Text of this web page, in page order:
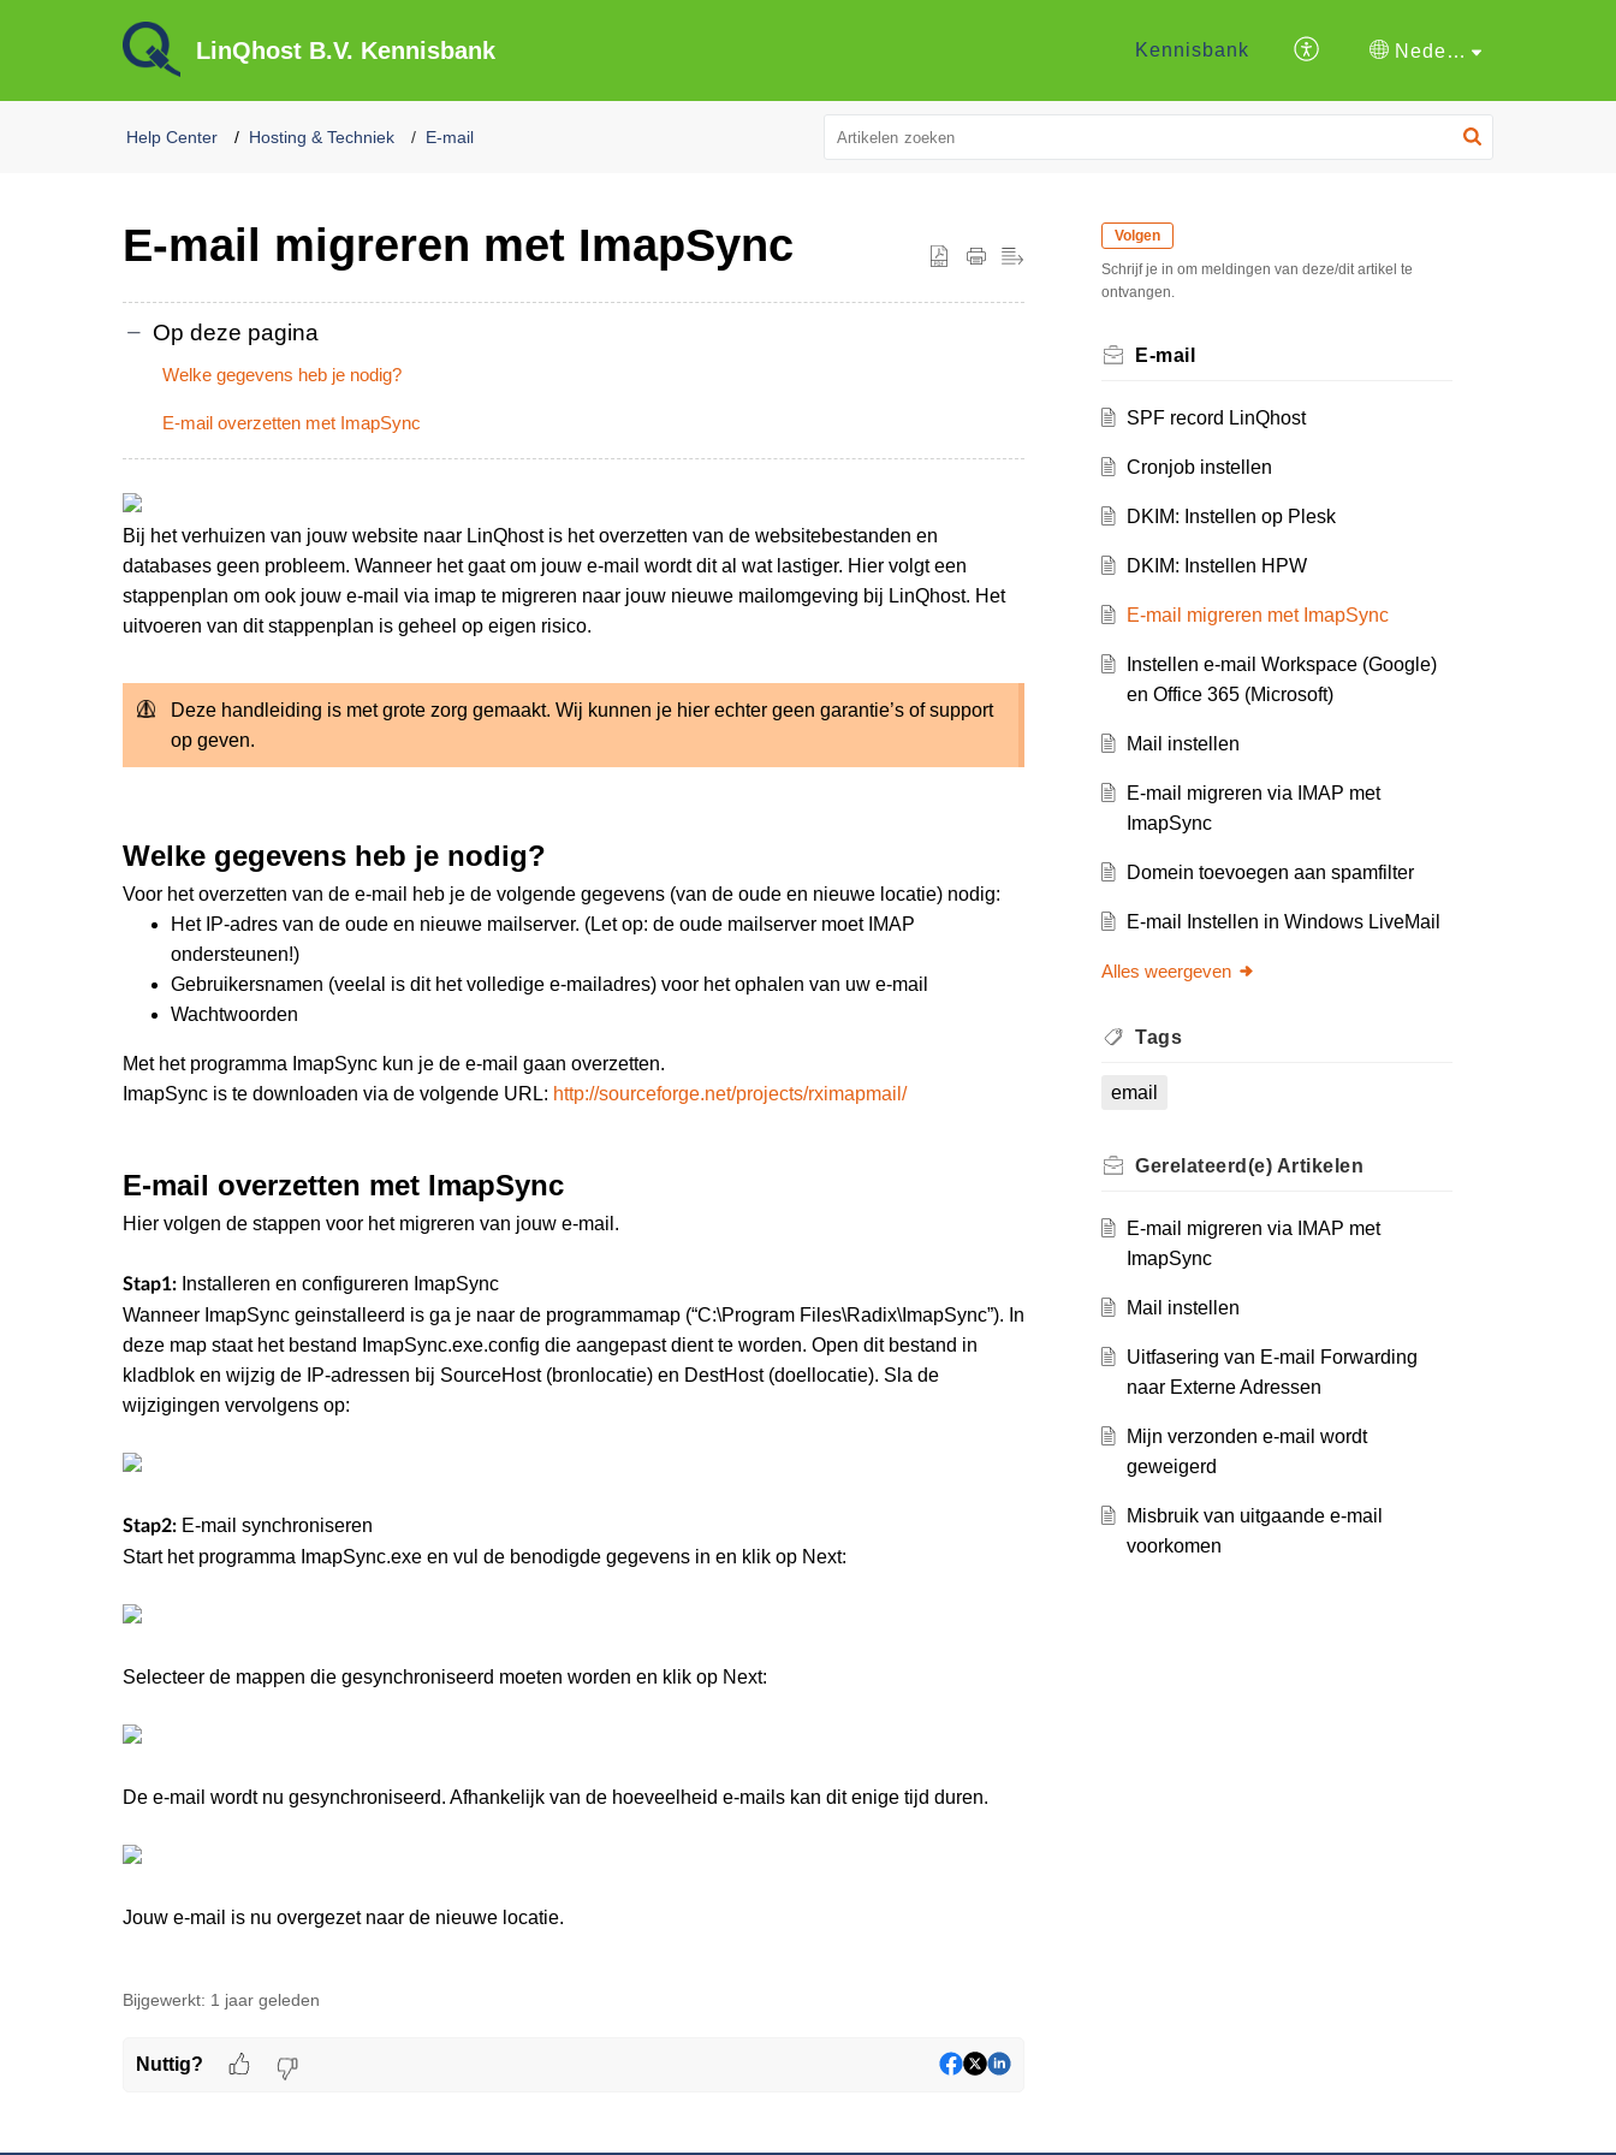
LinQhost B.V. Kennisbank Kennisbank Nederlands
Help Center Hosting & Techniek E-mail
E-mail migreren met ImapSync
Op deze pagina
Welke gegevens heb je nodig?
E-mail overzetten met ImapSync
Bij het verhuizen van jouw website naar LinQhost is het overzetten van de websitebestanden en
databases geen probleem. Wanneer het gaat om jouw e-mail wordt dit al wat lastiger. Hier volgt een
stappenplan om ook jouw e-mail via imap te migreren naar jouw nieuwe mailomgeving bij LinQhost. Het
uitvoeren van dit stappenplan is geheel op eigen risico.
Deze handleiding is met grote zorg gemaakt. Wij kunnen je hier echter geen garantie’s of support
op geven.
Welke gegevens heb je nodig?
Voor het overzetten van de e-mail heb je de volgende gegevens (van de oude en nieuwe locatie) nodig:
Het IP-adres van de oude en nieuwe mailserver. (Let op: de oude mailserver moet IMAP
ondersteunen!)
Gebruikersnamen (veelal is dit het volledige e-mailadres) voor het ophalen van uw e-mail
Wachtwoorden
Met het programma ImapSync kun je de e-mail gaan overzetten.
ImapSync is te downloaden via de volgende URL: http://sourceforge.net/projects/rximapmail/
E-mail overzetten met ImapSync
Hier volgen de stappen voor het migreren van jouw e-mail.
Stap1: Installeren en configureren ImapSync
Wanneer ImapSync geinstalleerd is ga je naar de programmamap (“C:\Program Files\Radix\ImapSync”). In
deze map staat het bestand ImapSync.exe.config die aangepast dient te worden. Open dit bestand in
kladblok en wijzig de IP-adressen bij SourceHost (bronlocatie) en DestHost (doellocatie). Sla de
wijzigingen vervolgens op:
Stap2: E-mail synchroniseren
Start het programma ImapSync.exe en vul de benodigde gegevens in en klik op Next:
Selecteer de mappen die gesynchroniseerd moeten worden en klik op Next:
De e-mail wordt nu gesynchroniseerd. Afhankelijk van de hoeveelheid e-mails kan dit enige tijd duren.
Jouw e-mail is nu overgezet naar de nieuwe locatie.
Bijgewerkt: 1 jaar geleden
Nuttig?
Volgen
Schrijf je in om meldingen van deze/dit artikel te
ontvangen.
E-mail
SPF record LinQhost
Cronjob instellen
DKIM: Instellen op Plesk
DKIM: Instellen HPW
E-mail migreren met ImapSync
Instellen e-mail Workspace (Google)
en Office 365 (Microsoft)
Mail instellen
E-mail migreren via IMAP met
ImapSync
Domein toevoegen aan spamfilter
E-mail Instellen in Windows LiveMail
Alles weergeven
Tags
email
Gerelateerd(e) Artikelen
E-mail migreren via IMAP met
ImapSync
Mail instellen
Uitfasering van E-mail Forwarding
naar Externe Adressen
Mijn verzonden e-mail wordt
geweigerd
Misbruik van uitgaande e-mail
voorkomen